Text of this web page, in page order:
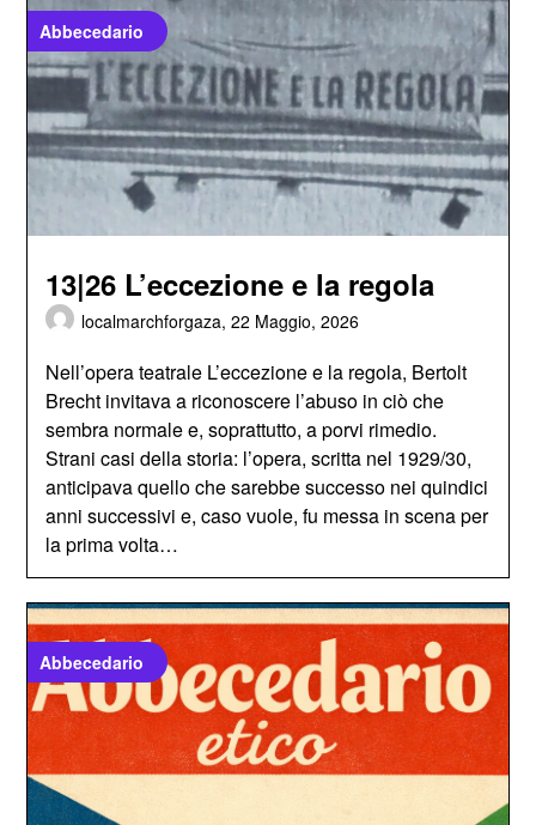
Abbecedario
13|26 L’eccezione e la regola
localmarchforgaza,22 Maggio, 2026
Nell’opera teatrale L’eccezione e la regola, Bertolt
Brecht invitava a riconoscere l’abuso in ciò che
sembra normale e, soprattutto, a porvi rimedio.
Strani casi della storia: l’opera, scritta nel 1929/30,
anticipava quello che sarebbe successo nei quindici
anni successivi e, caso vuole, fu messa in scena per
la prima volta…
Abbecedario